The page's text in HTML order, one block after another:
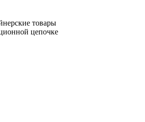
товары
цепочке